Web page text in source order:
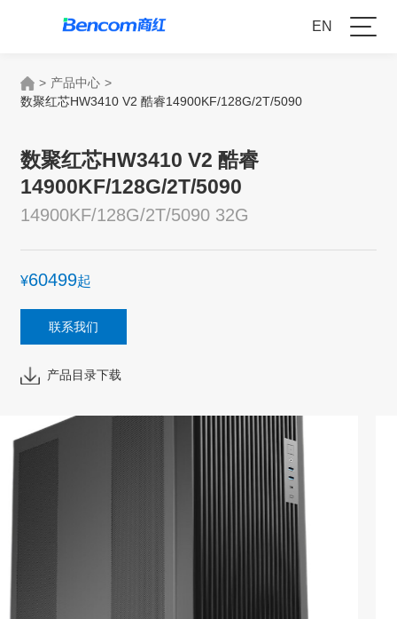
EN
> 产品中心 >
数聚红芯HW3410 V2 酷睿14900KF/128G/2T/5090
数聚红芯HW3410 V2 酷睿
14900KF/128G/2T/5090
14900KF/128G/2T/5090 32G
¥60499起
联系我们
产品目录下载